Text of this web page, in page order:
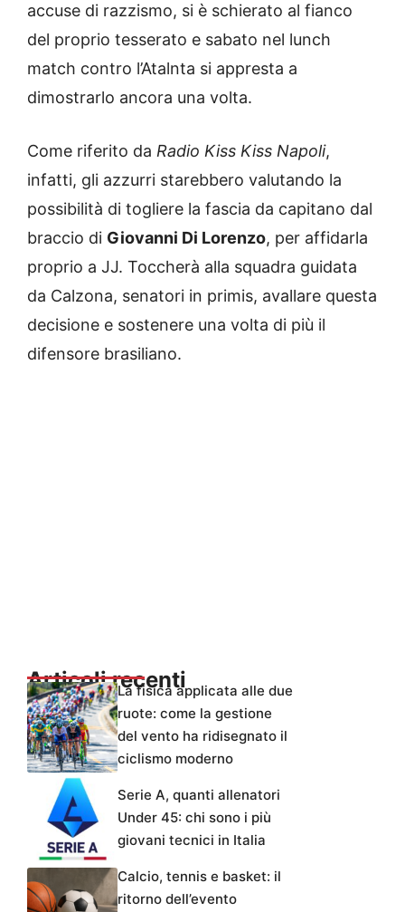
accuse di razzismo, si è schierato al fianco
del proprio tesserato e sabato nel lunch
match contro l’Atalnta si appresta a
dimostrarlo ancora una volta.
Come riferito da Radio Kiss Kiss Napoli,
infatti, gli azzurri starebbero valutando la
possibilità di togliere la fascia da capitano dal
braccio di Giovanni Di Lorenzo, per affidarla
proprio a JJ. Toccherà alla squadra guidata
da Calzona, senatori in primis, avallare questa
decisione e sostenere una volta di più il
difensore brasiliano.
Articoli recentiLa fisica applicata alle due
ruote: come la gestione
del vento ha ridisegnato il
ciclismo moderno
Serie A, quanti allenatori
Under 45: chi sono i più
giovani tecnici in Italia
Calcio, tennis e basket: il
ritorno dell’evento